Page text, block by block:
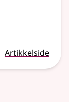
Artikkelside